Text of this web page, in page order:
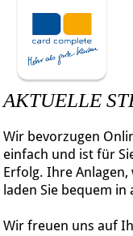
Stellenangebote
Wie bewerbe ich
AKTUELLE
Wir bevorzugen
einfach und ist für
Erfolg. Ihre
laden Sie bequem
Wir freuen uns auf